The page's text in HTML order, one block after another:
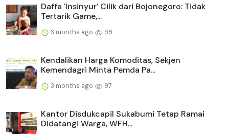
Daffa 'Insinyur' Cilik dari Bojonegoro: Tidak
Tertarik Game,...
3 months ago 98
Kendalikan Harga Komoditas, Sekjen
Kemendagri Minta Pemda Pa...
3 months ago 97
Kantor Disdukcapil Sukabumi Tetap Ramai
Didatangi Warga, WFH...